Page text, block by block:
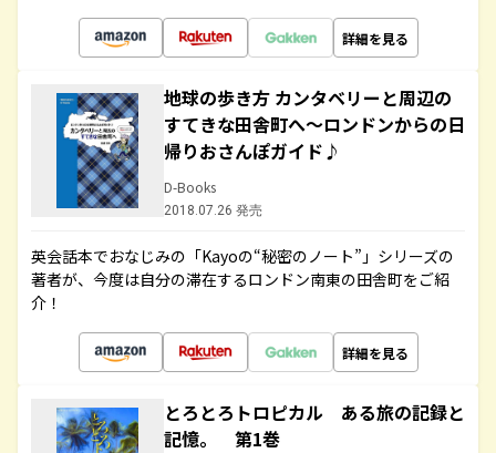
詳細を見る
地球の歩き方 カンタベリーと周辺の
すてきな田舎町へ～ロンドンからの日
帰りおさんぽガイド♪
D-Books
2018.07.26 発売
英会話本でおなじみの「Kayoの“秘密のノート”」シリーズの
著者が、今度は自分の滞在するロンドン南東の田舎町をご紹
介！
詳細を見る
とろとろトロピカル ある旅の記録と
記憶。 第1巻